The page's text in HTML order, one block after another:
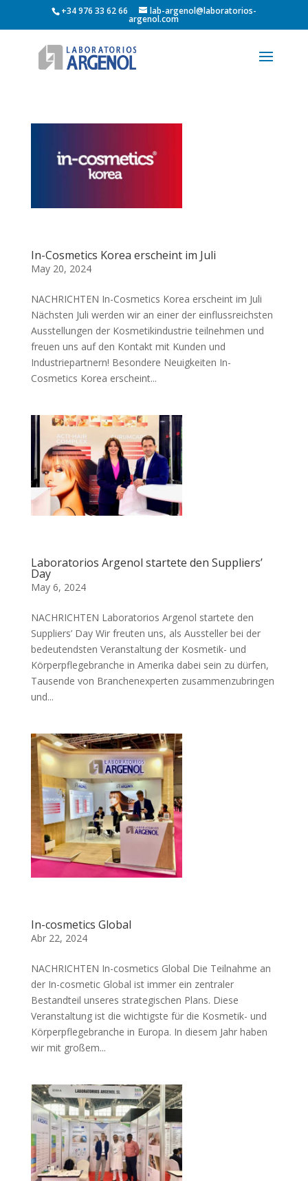
+34 976 33 62 66 lab-argenol@laboratorios-
argenol.com
In-Cosmetics Korea erscheint im Juli
May 20, 2024
NACHRICHTEN In-Cosmetics Korea erscheint im Juli
Nächsten Juli werden wir an einer der einflussreichsten
Ausstellungen der Kosmetikindustrie teilnehmen und
freuen uns auf den Kontakt mit Kunden und
Industriepartnern! Besondere Neuigkeiten In-
Cosmetics Korea erscheint...
Laboratorios Argenol startete den Suppliers’
Day
May 6, 2024
NACHRICHTEN Laboratorios Argenol startete den
Suppliers’ Day Wir freuten uns, als Aussteller bei der
bedeutendsten Veranstaltung der Kosmetik- und
Körperpflegebranche in Amerika dabei sein zu dürfen,
Tausende von Branchenexperten zusammenzubringen
und...
In-cosmetics Global
Abr 22, 2024
NACHRICHTEN In-cosmetics Global Die Teilnahme an
der In-cosmetic Global ist immer ein zentraler
Bestandteil unseres strategischen Plans. Diese
Veranstaltung ist die wichtigste für die Kosmetik- und
Körperpflegebranche in Europa. In diesem Jahr haben
wir mit großem...